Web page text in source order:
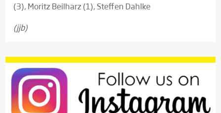
(3), Moritz Beilharz (1), Steffen Dahlke
(jjb)